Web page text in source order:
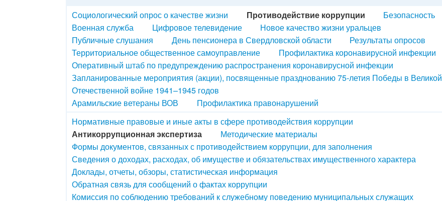
Социологический опрос о качестве жизни
Противодействие коррупции
Безопасность
Военная служба
Цифровое телевидение
Новое качество жизни уральцев
Публичные слушания
День пенсионера в Свердловской области
Результаты опросов
Территориальное общественное самоуправление
Профилактика коронавирусной инфекции
Оперативный штаб по предупреждению распространения коронавирусной инфекции
Запланированные мероприятия (акции), посвященные празднованию 75-летия Победы в Великой
Отечественной войне 1941–1945 годов
Арамильские ветераны ВОВ
Профилактика правонарушений
Нормативные правовые и иные акты в сфере противодействия коррупции
Антикоррупционная экспертиза
Методические материалы
Формы документов, связанных с противодействием коррупции, для заполнения
Сведения о доходах, расходах, об имуществе и обязательствах имущественного характера
Доклады, отчеты, обзоры, статистическая информация
Обратная связь для сообщений о фактах коррупции
Комиссия по соблюдению требований к служебному поведению муниципальных служащих